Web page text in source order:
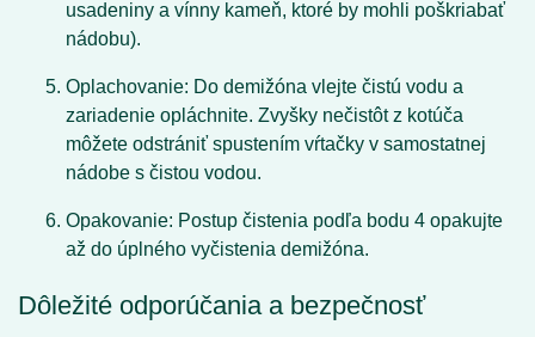
usadeniny a vínny kameň, ktoré by mohli poškriabať
nádobu).
Oplachovanie: Do demižóna vlejte čistú vodu a
zariadenie opláchnite. Zvyšky nečistôt z kotúča
môžete odstrániť spustením vŕtačky v samostatnej
nádobe s čistou vodou.
Opakovanie: Postup čistenia podľa bodu 4 opakujte
až do úplného vyčistenia demižóna.
Dôležité odporúčania a bezpečnosť